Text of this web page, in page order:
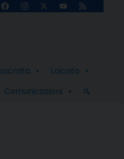
FacebookInstagram
X
YouTube
Feed
Laicato
Comunicazioni